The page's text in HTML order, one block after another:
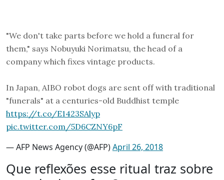
"We don't take parts before we hold a funeral for
them," says Nobuyuki Norimatsu, the head of a
company which fixes vintage products.
In Japan, AIBO robot dogs are sent off with traditional
"funerals" at a centuries-old Buddhist temple
https://t.co/E1423SAlyp
pic.twitter.com/5D6CZNY6pF
— AFP News Agency (@AFP)April 26, 2018
Que reflexões esse ritual traz sobre